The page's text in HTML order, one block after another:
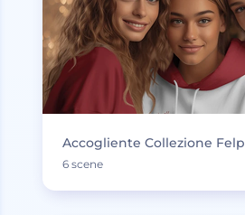
Accogliente Collezione
6 scene